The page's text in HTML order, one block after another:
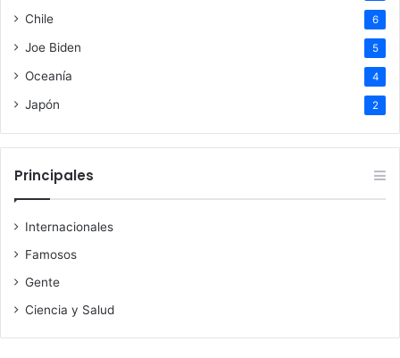
Chile 6
Joe Biden 5
Oceanía 4
Japón 2
Principales
Internacionales
Famosos
Gente
Ciencia y Salud